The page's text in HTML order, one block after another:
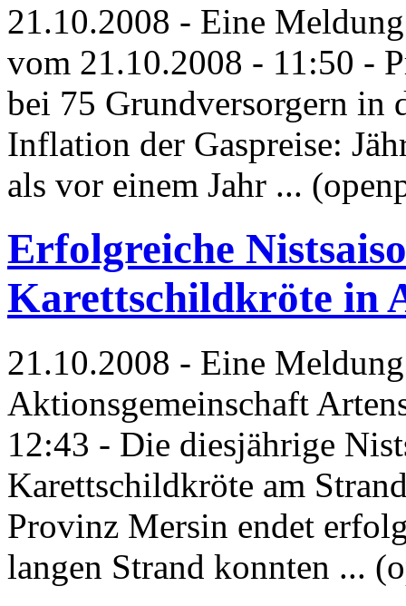
21.10.2008 - Eine
vom 21.10.2008 - 11:50 -
bei 75 Grundversorgern in
Inflation der Gaspreise:
als vor einem Jahr ...
Erfolgreiche
Karettschildkröte in
21.10.2008 - Eine
Aktionsgemeinschaft
12:43 - Die diesjährige
Karettschildkröte am
Provinz Mersin endet
langen Strand konnten ...